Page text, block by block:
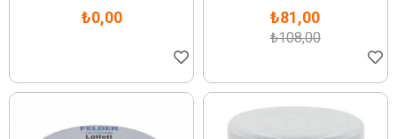
₺0,00 ₺81,00
₺108,00